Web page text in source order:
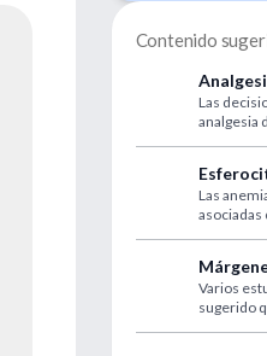
Contenido
Las
analgesia
Las
asociadas
el
primario
Varios
sugerido